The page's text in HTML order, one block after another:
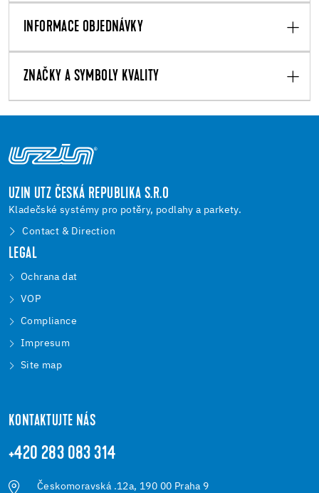
INFORMACE OBJEDNÁVKY
ZNAČKY A SYMBOLY KVALITY
UZIN UTZ ČESKÁ REPUBLIKA S.R.O
Kladečské systémy pro potěry, podlahy a parkety.
Contact & Direction
LEGAL
Ochrana dat
VOP
Compliance
Impresum
Site map
KONTAKTUJTE NÁS
+420 283 083 314
Českomoravská .12a, 190 00 Praha 9